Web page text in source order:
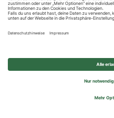
Privatsphäre-
© 2026 REWE